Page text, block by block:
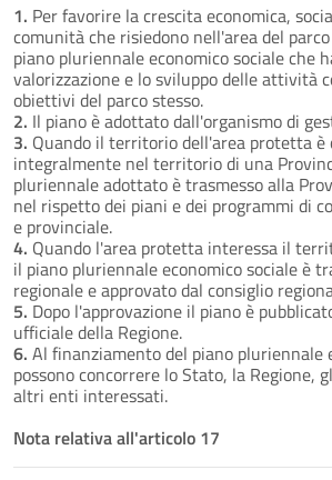
1. Per favorire la crescita economica,
comunità che risiedono nell'area del
piano pluriennale economico sociale che
valorizzazione e lo sviluppo delle attività
obiettivi del parco stesso.
2. Il piano è adottato dall'organismo di
3. Quando il territorio dell'area protetta è
integralmente nel territorio di una
pluriennale adottato è trasmesso alla
nel rispetto dei piani e dei programmi di
e provinciale.
4. Quando l'area protetta interessa il
il piano pluriennale economico sociale è
regionale e approvato dal consiglio
5. Dopo l'approvazione il piano è
ufficiale della Regione.
6. Al finanziamento del piano pluriennale
possono concorrere lo Stato, la Regione,
altri enti interessati.
Nota relativa all'articolo 17